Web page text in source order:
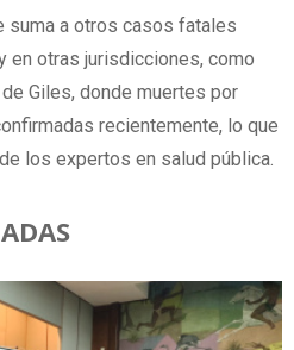
suma a otros casos fatales
en otras jurisdicciones, como
Giles, donde muertes por
recientemente, lo que
los expertos en salud pública.